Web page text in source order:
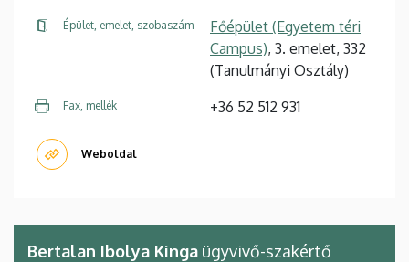
Épület, emelet, szobaszám
Főépület (Egyetem téri
Campus), 3. emelet, 332
(Tanulmányi Osztály)
Fax, mellék +36 52 512 931
Weboldal
Bertalan Ibolya Kinga ügyvivő-szakértő